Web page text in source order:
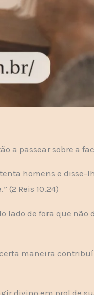
a passear sobre a
homens e disse-
(2 Reis 10.24)
lado de fora que não
maneira